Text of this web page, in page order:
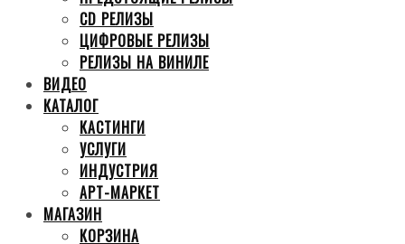
CD РЕЛИЗЫ
ЦИФРОВЫЕ РЕЛИЗЫ
РЕЛИЗЫ НА ВИНИЛЕ
ВИДЕО
КАТАЛОГ
КАСТИНГИ
УСЛУГИ
ИНДУСТРИЯ
АРТ-МАРКЕТ
МАГАЗИН
КОРЗИНА